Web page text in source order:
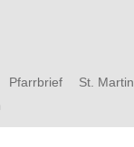
Pfarrbrief St.